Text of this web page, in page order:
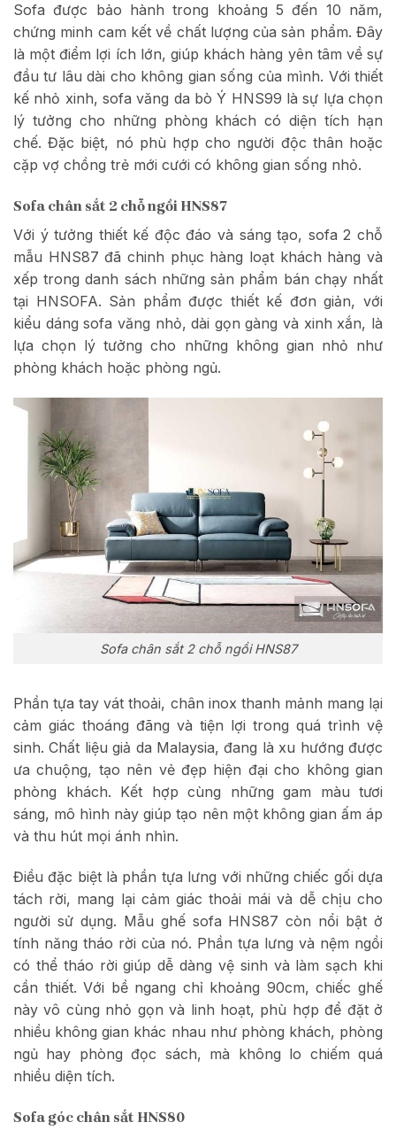
Sofa được bảo hành trong khoảng 5 đến 10 năm,
chứng minh cam kết về chất lượng của sản phẩm. Đây
là một điểm lợi ích lớn, giúp khách hàng yên tâm về sự
đầu tư lâu dài cho không gian sống của mình. Với thiết
kế nhỏ xinh, sofa văng da bò Ý HNS99 là sự lựa chọn
lý tưởng cho những phòng khách có diện tích hạn
chế. Đặc biệt, nó phù hợp cho người độc thân hoặc
cặp vợ chồng trẻ mới cưới có không gian sống nhỏ.
Sofa chân sắt 2 chỗ ngồi HNS87
Với ý tưởng thiết kế độc đáo và sáng tạo, sofa 2 chỗ
mẫu HNS87 đã chinh phục hàng loạt khách hàng và
xếp trong danh sách những sản phẩm bán chạy nhất
tại HNSOFA. Sản phẩm được thiết kế đơn giản, với
kiểu dáng sofa văng nhỏ, dài gọn gàng và xinh xắn, là
lựa chọn lý tưởng cho những không gian nhỏ như
phòng khách hoặc phòng ngủ.
Sofa chân sắt 2 chỗ ngồi HNS87
Phần tựa tay vát thoải, chân inox thanh mảnh mang lại
cảm giác thoáng đãng và tiện lợi trong quá trình vệ
sinh. Chất liệu giả da Malaysia, đang là xu hướng được
ưa chuộng, tạo nên vẻ đẹp hiện đại cho không gian
phòng khách. Kết hợp cùng những gam màu tươi
sáng, mô hình này giúp tạo nên một không gian ấm áp
và thu hút mọi ánh nhìn.
Điều đặc biệt là phần tựa lưng với những chiếc gối dựa
tách rời, mang lại cảm giác thoải mái và dễ chịu cho
người sử dụng. Mẫu ghế sofa HNS87 còn nổi bật ở
tính năng tháo rời của nó. Phần tựa lưng và nệm ngồi
có thể tháo rời giúp dễ dàng vệ sinh và làm sạch khi
cần thiết. Với bề ngang chỉ khoảng 90cm, chiếc ghế
này vô cùng nhỏ gọn và linh hoạt, phù hợp để đặt ở
nhiều không gian khác nhau như phòng khách, phòng
ngủ hay phòng đọc sách, mà không lo chiếm quá
nhiều diện tích.
Sofa góc chân sắt HNS80